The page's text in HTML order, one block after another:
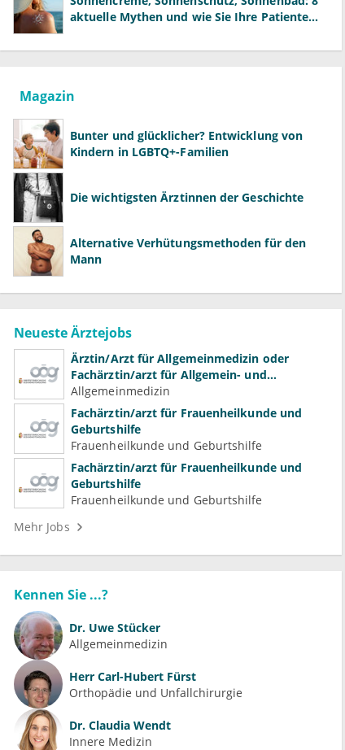
aktuelle Mythen und wie Sie Ihre Patienten
Magazin
Bunter und glücklicher? Entwicklung von
Kindern in LGBTQ+-Familien
Die wichtigsten Ärztinnen der Geschichte
Alternative Verhütungsmethoden für den
Mann
Neueste Ärztejobs
Ärztin/Arzt für Allgemeinmedizin oder
Fachärztin/arzt für Allgemein- und
Familienmedizin für Psychiatrie und
Psychotherapeutische Medizin
Allgemeinmedizin
Fachärztin/arzt für Frauenheilkunde und
Geburtshilfe
Frauenheilkunde und Geburtshilfe
Fachärztin/arzt für Frauenheilkunde und
Geburtshilfe
Frauenheilkunde und Geburtshilfe
Mehr Jobs
Kennen Sie ...?
Dr. Uwe Stücker
Allgemeinmedizin
Herr Carl-Hubert Fürst
Orthopädie und Unfallchirurgie
Dr. Claudia Wendt
Innere Medizin